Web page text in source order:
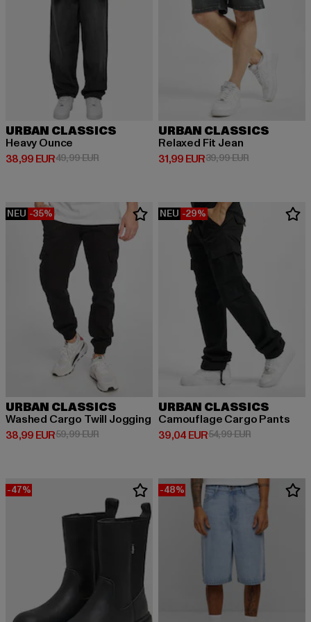
URBAN CLASSICS
Heavy Ounce
38,99 EUR
Derzeitiger Preis: 38,99 EUR
49,99 EURAktionspreis: 49,99 EUR
URBAN CLASSICS
Relaxed Fit Jean
31,99 EUR
Derzeitiger Preis: 31,99 EUR
39,99 EURAktionspreis:
NEU -35%
URBAN CLASSICS
Washed Cargo Twill Jogging
38,99 EUR
Derzeitiger Preis: 38,99 EUR
59,99 EURAktionspreis: 59,99 EUR
NEU -29%
URBAN CLASSICS
Camouflage Cargo Pants
39,04 EUR
Derzeitiger Preis: 39,04 EUR
54,99 EURAktionspreis:
-47% -48%